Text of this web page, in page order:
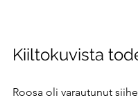
Kiiltokuvista
Roosa oli varautunut